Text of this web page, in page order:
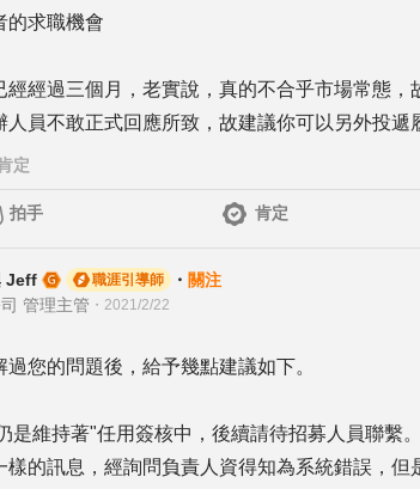
的求職機會
經經過三個月，老實說，真的不合乎市場常態，
人員不敢正式回應所致，故建議你可以另外投遞
定
拍手 肯定
Jeff 職涯引導師 ・ 關注
管理主管 ・ 2021/2/22
您的問題後，給予幾點建議如下。
是維持著"任用簽核中，後續請待招募人員聯繫
樣的訊息，經詢問負責人資得知為系統錯誤，但